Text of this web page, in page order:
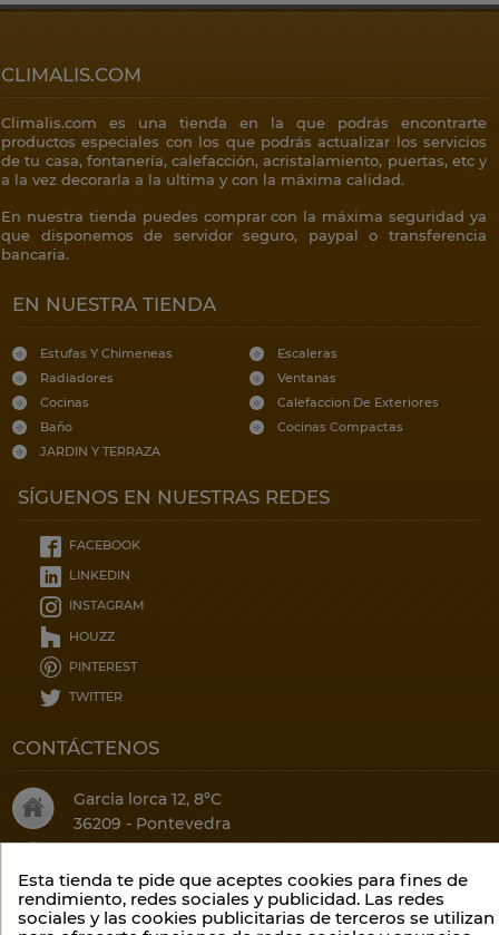
CLIMALIS.COM
Climalis.com es una tienda en la que podrás encontrarte
productos especiales con los que podrás actualizar los servicios
de tu casa, fontanería, calefacción, acristalamiento, puertas, etc y
a la vez decorarla a la ultima y con la máxima calidad.
En nuestra tienda puedes comprar con la máxima seguridad ya
que disponemos de servidor seguro, paypal o transferencia
bancaria.
EN NUESTRA TIENDA
Estufas Y Chimeneas
Radiadores
Cocinas
Baño
JARDIN Y TERRAZA
Escaleras
Ventanas
Calefaccion De Exteriores
Cocinas Compactas
SÍGUENOS EN NUESTRAS REDES
FACEBOOK
LINKEDIN
INSTAGRAM
HOUZZ
PINTEREST
TWITTER
CONTÁCTENOS
Garcia lorca 12, 8ºC
36209 - Pontevedra
(34) 986 20 75 52
O por email:
Esta tienda te pide que aceptes cookies para fines de
rendimiento, redes sociales y publicidad. Las redes
sociales y las cookies publicitarias de terceros se utilizan